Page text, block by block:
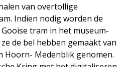
van overtollige
Indien nodig worden de
tram in het museum­
de bel hebben gemaakt van
Hoorn- Medenblik genomen.